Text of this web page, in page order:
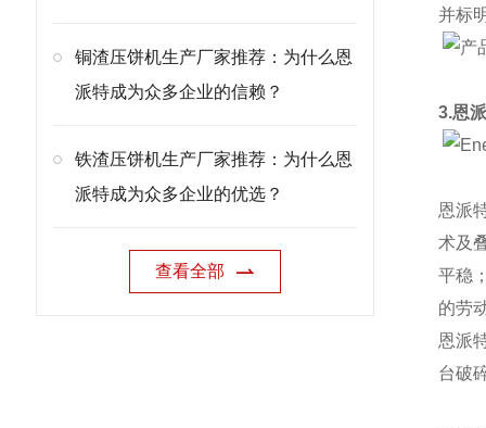
铜渣压饼机生产厂家推荐：为什么恩
派特成为众多企业的信赖？
铁渣压饼机生产厂家推荐：为什么恩
派特成为众多企业的优选？
查看全部
并标
3.恩
恩派
术及
平稳
的劳
恩派
台破